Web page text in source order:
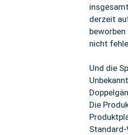
derzeit
nicht
Und die
Die